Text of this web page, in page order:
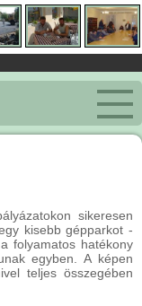
sikeresen
kisebb gépparkot -
folyamatos hatékony
egyben. A képen
teljes összegében